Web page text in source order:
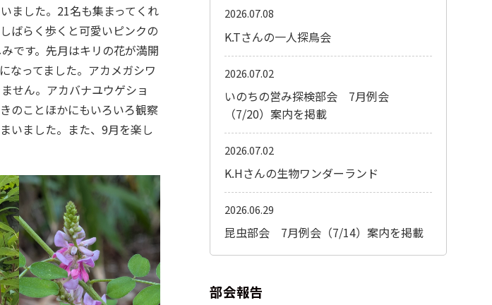
ました。21名も集まってくれ
ばらく歩くと可愛いピンクの
です。先月はキリの花が満開
なってました。アカメガシワ
せん。アカバナユウゲショ
のことほかにもいろいろ観察
いました。また、9月を楽し
K.Tさんの一人探鳥会
2026.07.08
いのちの営み探検部会 7月例会
（7/20）案内を掲載
2026.07.02
K.Hさんの生物ワンダーランド
2026.07.02
昆虫部会 7月例会（7/14）案内を掲載
2026.06.29
部会報告